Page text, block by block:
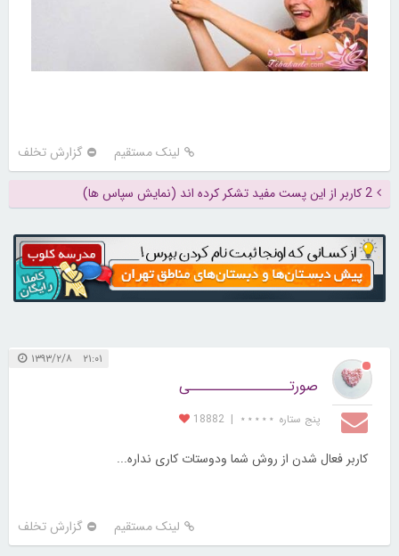
لینک مستقیم گزارش تخلف
2 کاربر از این پست مفید تشکر کرده اند (نمایش سپاس ها)
۲۱:۰۱ ۱۳۹۳/۲/۸
صورتــــــــــــــــی
پنج ستاره ⋆⋆⋆⋆⋆ |
18882
کاربر فعال شدن از روش شما ودوستات کاری نداره...
لینک مستقیم گزارش تخلف